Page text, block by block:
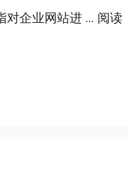
企业网站进 ... 阅读